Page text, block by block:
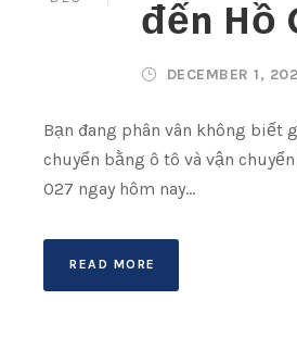
đến Hồ
DECEMBER 1,
Bạn đang phân vân không biết
chuyển bằng ô tô và vận
027 ngay hôm nay...
READ MORE